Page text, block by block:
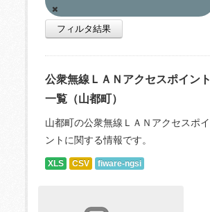
フィルタ結果
公衆無線ＬＡＮアクセスポイント
一覧（山都町）
山都町の公衆無線ＬＡＮアクセスポイ
ントに関する情報です。
XLS CSV fiware-ngsi